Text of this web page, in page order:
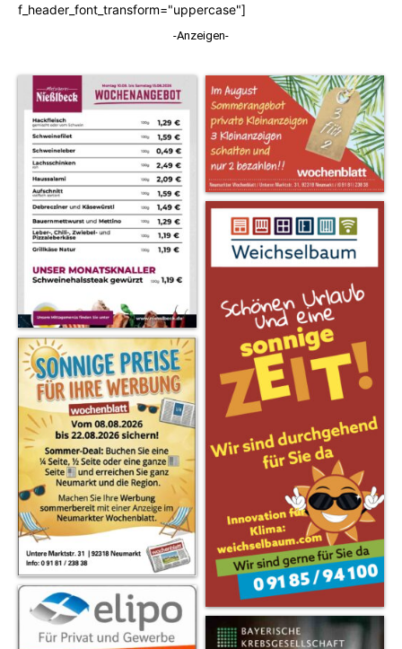
f_header_font_transform="uppercase"]
-Anzeigen-